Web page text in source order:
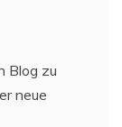
Blog zu
neue